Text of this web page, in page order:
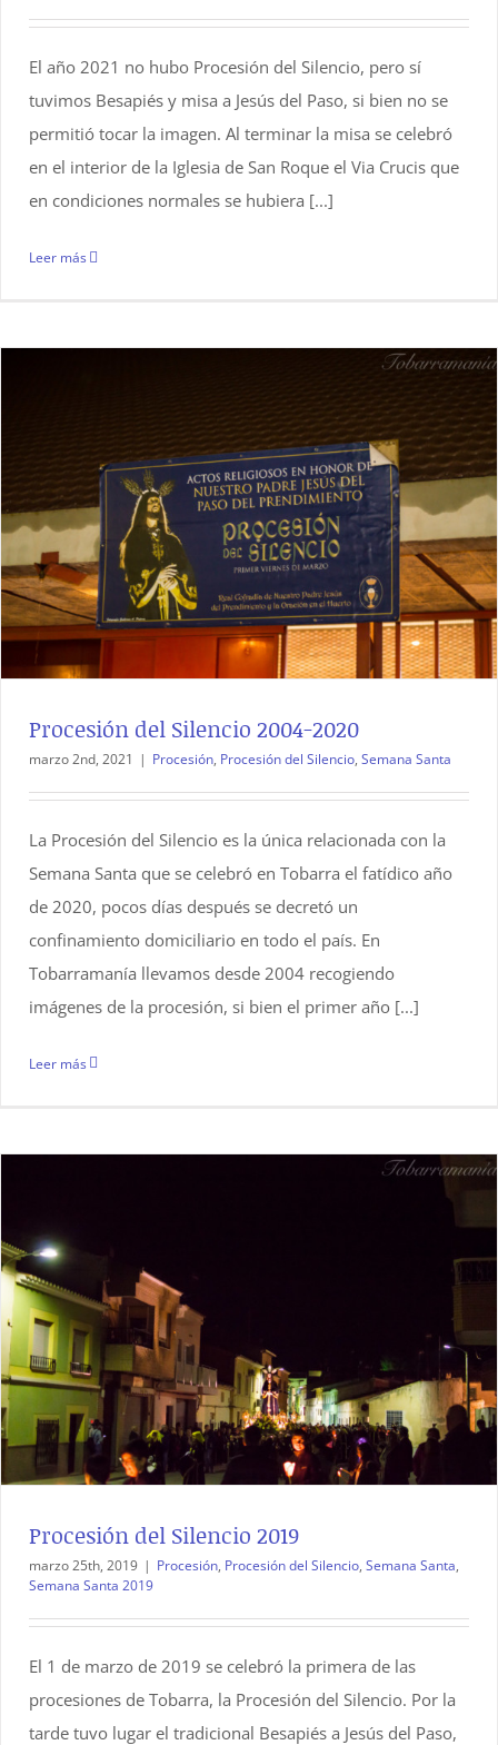
El año 2021 no hubo Procesión del Silencio, pero sí
tuvimos Besapiés y misa a Jesús del Paso, si bien no se
permitió tocar la imagen. Al terminar la misa se celebró
en el interior de la Iglesia de San Roque el Via Crucis que
en condiciones normales se hubiera [...]
Leer más
Procesión del Silencio 2004-2020
marzo 2nd, 2021 | Procesión, Procesión del Silencio, Semana Santa
La Procesión del Silencio es la única relacionada con la
Semana Santa que se celebró en Tobarra el fatídico año
de 2020, pocos días después se decretó un
confinamiento domiciliario en todo el país. En
Tobarramanía llevamos desde 2004 recogiendo
imágenes de la procesión, si bien el primer año [...]
Leer más
Procesión del Silencio 2019
marzo 25th, 2019 | Procesión, Procesión del Silencio, Semana Santa,
Semana Santa 2019
El 1 de marzo de 2019 se celebró la primera de las
procesiones de Tobarra, la Procesión del Silencio. Por la
tarde tuvo lugar el tradicional Besapiés a Jesús del Paso,